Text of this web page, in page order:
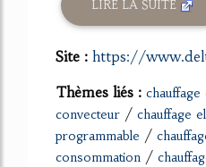
LIRE LA SUITE
Site : https://
Thèmes liés :
convecteur / chauffage
programmable /
consommation /